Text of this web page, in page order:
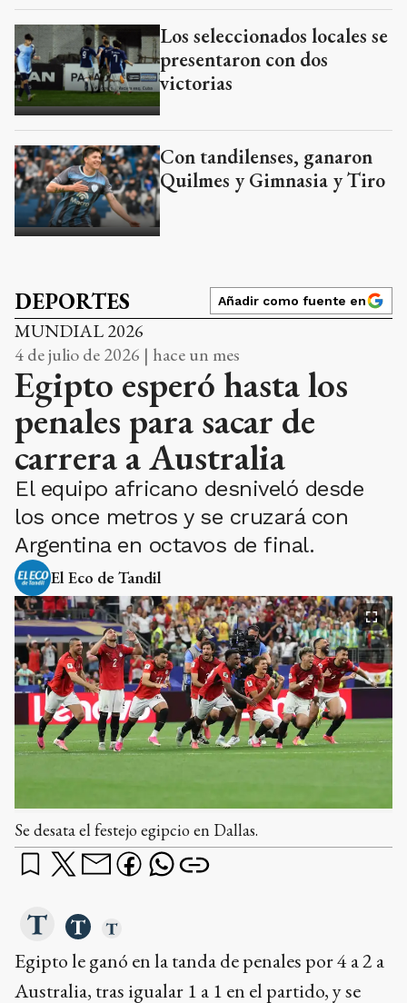
Los seleccionados locales se
presentaron con dos
victorias
Con tandilenses, ganaron
Quilmes y Gimnasia y Tiro
DEPORTES Añadir como fuente en
MUNDIAL 2026
4 de julio de 2026 | hace un mes
Egipto esperó hasta los
penales para sacar de
carrera a Australia
El equipo africano desniveló desde
los once metros y se cruzará con
Argentina en octavos de final.
El Eco de Tandil
Se desata el festejo egipcio en Dallas.
Egipto le ganó en la tanda de penales por 4 a 2 a
Australia, tras igualar 1 a 1 en el partido, y se